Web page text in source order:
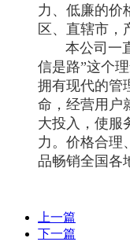
力、低廉的价
区、直辖市，
本公司一直
信是路”这个
拥有现代的管
命，经营用户
大投入，使服
力。价格合理
品畅销全国各
上一篇
下一篇